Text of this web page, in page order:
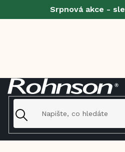
Srpnová akce -